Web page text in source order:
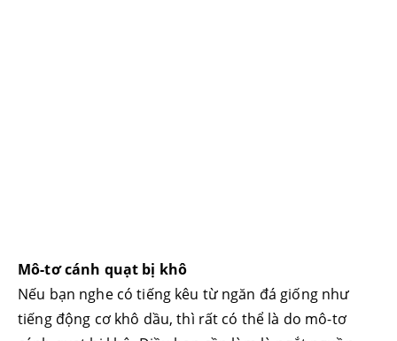
Mô-tơ cánh quạt bị khô
Nếu bạn nghe có tiếng kêu từ ngăn đá giống như
tiếng động cơ khô dầu, thì rất có thể là do mô-tơ